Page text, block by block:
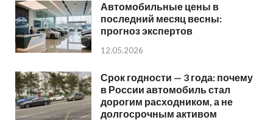
Автомобильные цены в
последний месяц весны:
прогноз экспертов
12.05.2026
Срок годности — 3 года: почему
в России автомобиль стал
дорогим расходником, а не
долгосрочным активом